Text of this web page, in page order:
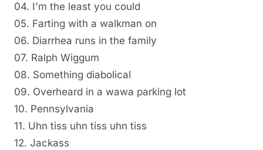
04. I'm the least you could
05. Farting with a walkman on
06. Diarrhea runs in the family
07. Ralph Wiggum
08. Something diabolical
09. Overheard in a wawa parking lot
10. Pennsylvania
11. Uhn tiss uhn tiss uhn tiss
12. Jackass